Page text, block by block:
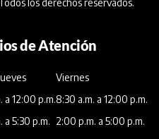
de Atención
a 12:00 p.m.
a 5:30 p.m.
Viernes
8:30 a.m. a 12:00 p.m.
2:00 p.m. a 5:00 p.m.